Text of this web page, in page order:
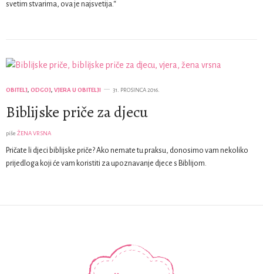
svetim stvarima, ova je najsvetija.“
OBITELJ, ODGOJ, VJERA U OBITELJI 31. PROSINCA 2016.
Biblijske priče za djecu
piše ŽENA VRSNA
Pričate li djeci biblijske priče? Ako nemate tu praksu, donosimo vam nekoliko
prijedloga koji će vam koristiti za upoznavanje djece s Biblijom.